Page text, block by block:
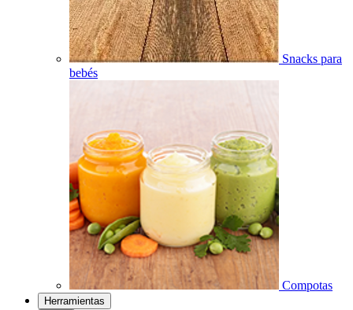
Snacks para
bebés
Compotas
Herramientas